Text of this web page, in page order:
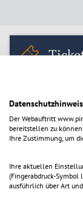
Der Webauftritt
bereitstellen zu
Ihre Zustimmung, um
Ihre aktuellen
(Fingerabdruck-
ausführlich über Art